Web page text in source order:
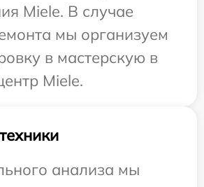
Miele. В случае
мы организуем
в мастерскую в
Miele.
анализа мы